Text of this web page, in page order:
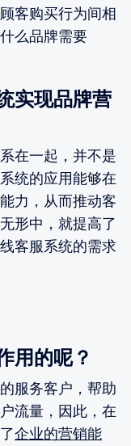
客购买行为间相
么品牌需要
实现品牌营
在一起，并不是
统的应用能够在
力，从而推动客
形中，就提高了
客服系统的需求
用的呢？
服务客户，帮助
流量，因此，在
企业的营销能